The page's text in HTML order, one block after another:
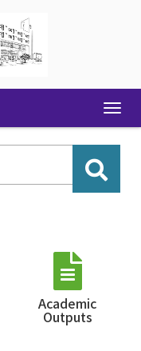
Academic
Outputs